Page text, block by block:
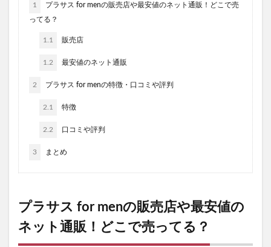
1
プラサス for menの販売店や最安値のネット通販！どこで売
ってる？
1.1 販売店
1.2 最安値のネット通販
2 プラサス for menの特徴・口コミや評判
2.1 特徴
2.2 口コミや評判
3 まとめ
プラサス for menの販売店や最安値の
ネット通販！どこで売ってる？